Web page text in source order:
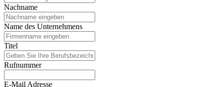
Nachname
Name des Unternehmens
Titel
Rufnummer
E-Mail Adresse